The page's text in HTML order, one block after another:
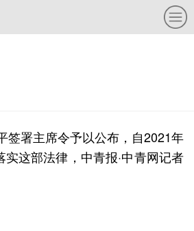
签署主席令予以公布，自2021年
这部法律，中青报·中青网记者